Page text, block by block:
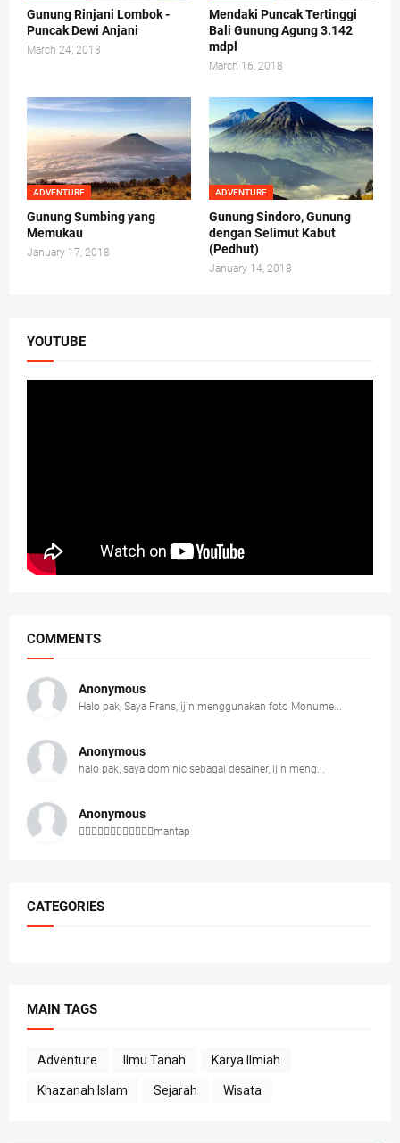
Gunung Rinjani Lombok -
Puncak Dewi Anjani
March 24, 2018
Mendaki Puncak Tertinggi
Bali Gunung Agung 3.142
mdpl
March 16, 2018
ADVENTURE
Gunung Sumbing yang
Memukau
January 17, 2018
ADVENTURE
Gunung Sindoro, Gunung
dengan Selimut Kabut
(Pedhut)
January 14, 2018
YOUTUBE
COMMENTS
Anonymous
Halo pak, Saya Frans, ijin menggunakan foto Monume...
Anonymous
halo pak, saya dominic sebagai desainer, ijin meng...
Anonymous
👍🏻👍🏻👍🏻👍🏻👍🏻👍🏻mantap
CATEGORIES
MAIN TAGS
Adventure Ilmu Tanah Karya Ilmiah
Khazanah Islam Sejarah Wisata